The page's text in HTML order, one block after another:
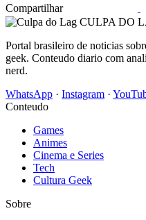
Compartilhar
CULPA DO
Portal brasileiro de noticias
geek. Conteudo diario com
nerd.
WhatsApp · Instagram ·
Conteudo
Games
Animes
Cinema e Series
Tech
Cultura Geek
Sobre